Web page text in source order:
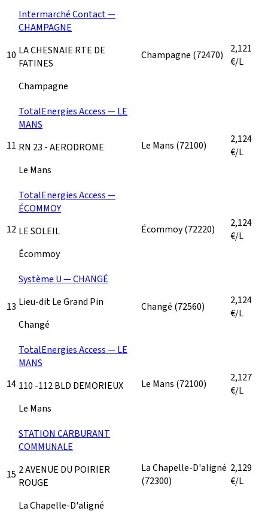
10
Intermarché Contact —
CHAMPAGNE
LA CHESNAIE RTE DE
FATINES
Champagne
Champagne (72470)
2,121
€/L
11
TotalEnergies Access — LE
MANS
RN 23 - AERODROME
Le Mans
Le Mans (72100)
2,124
€/L
12
TotalEnergies Access —
ÉCOMMOY
LE SOLEIL
Écommoy
Écommoy(72220)
2,124
€/L
13
Système U — CHANGÉ
Lieu-dit Le Grand Pin
Changé
Changé (72560)
2,124
€/L
14
TotalEnergies Access — LE
MANS
110 -112 BLD DEMORIEUX
Le Mans
Le Mans (72100)
2,127
€/L
15
STATION CARBURANT
COMMUNALE
2 AVENUE DU POIRIER
ROUGE
La Chapelle-D'aligné
La Chapelle-D'aligné
(72300)
2,129
€/L